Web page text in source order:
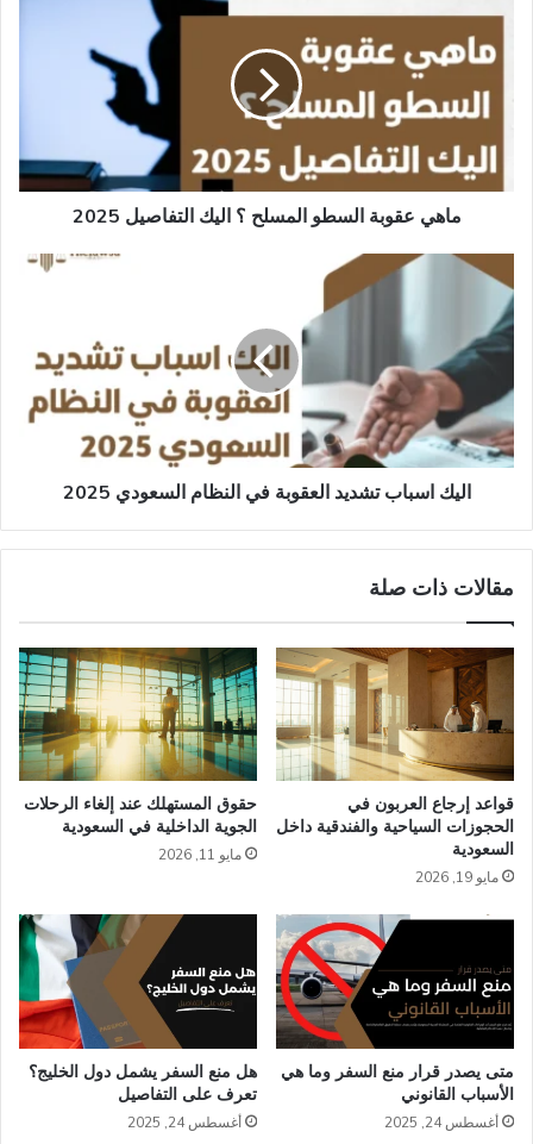
عقوبة
السطو
المسلح​
اليك
2025
ماهي عقوبة السطو المسلح​ ؟ اليك التفاصيل 2025
اسباب
تشديد
العقوبة
النظام
السعودي​
2025
اليك اسباب تشديد العقوبة في النظام السعودي​ 2025
مقالات ذات صلة
قواعد إرجاع العربون في
الحجوزات السياحية والفندقية داخل
السعودية
مايو 19, 2026
حقوق المستهلك عند إلغاء الرحلات
الجوية الداخلية في السعودية
مايو 11, 2026
متى يصدر قرار منع السفر وما هي
الأسباب القانوني
أغسطس 24, 2025
هل منع السفر يشمل دول الخليج؟
تعرف على التفاصيل
أغسطس 24, 2025